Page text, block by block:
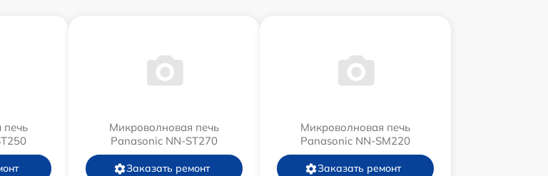
печь
Микроволновая печь
Panasonic NN-ST270
Заказать ремонт
Микроволновая печь
Panasonic NN-SM220
Заказать ремонт